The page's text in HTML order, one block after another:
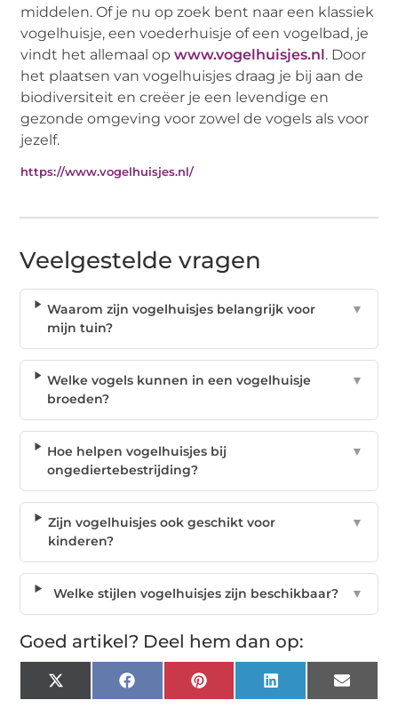
middelen. Of je nu op zoek bent naar een klassiek
vogelhuisje, een voederhuisje of een vogelbad, je
vindt het allemaal opwww.vogelhuisjes.nl. Door
het plaatsen van vogelhuisjes draag je bij aan de
biodiversiteit en creëer je een levendige en
gezonde omgeving voor zowel de vogels als voor
jezelf.
https://www.vogelhuisjes.nl/
Veelgestelde vragen
Waarom zijn vogelhuisjes belangrijk voor
mijn tuin?
▼
Welke vogels kunnen in een vogelhuisje
broeden?
▼
Hoe helpen vogelhuisjes bij
ongediertebestrijding?
▼
Zijn vogelhuisjes ook geschikt voor
kinderen?
▼
Welke stijlen vogelhuisjes zijn beschikbaar? ▼
Goed artikel? Deel hem dan op:
X
(Twitter)
Facebook Pinterest LinkedIn Email